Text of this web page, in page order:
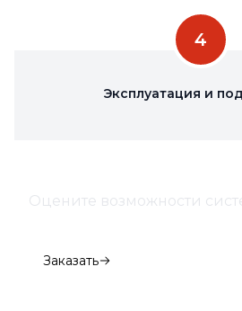
4
Эксплуатация и
Оцените возможности
Заказать